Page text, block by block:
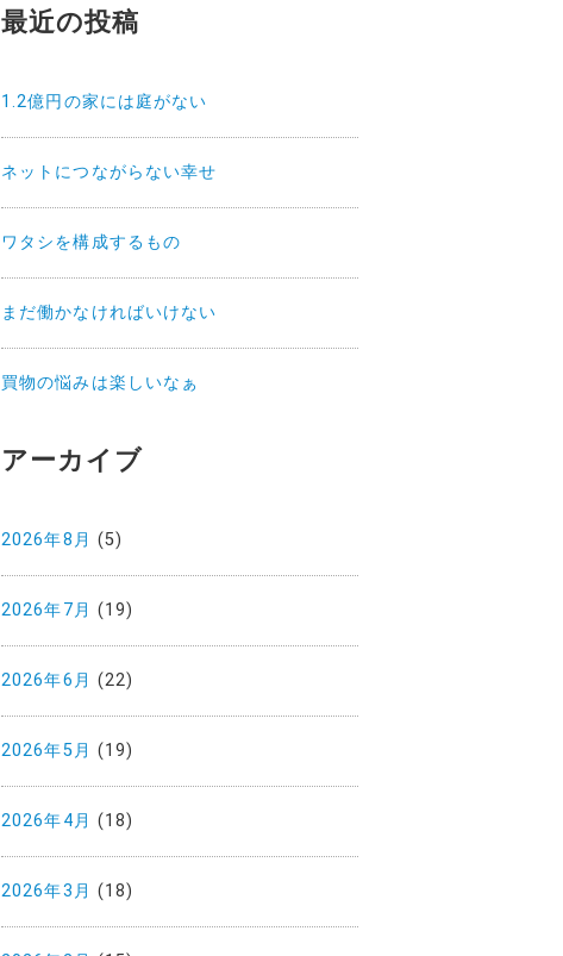
最近の投稿
1.2億円の家には庭がない
ネットにつながらない幸せ
ワタシを構成するもの
まだ働かなければいけない
買物の悩みは楽しいなぁ
アーカイブ
2026年8月 (5)
2026年7月 (19)
2026年6月 (22)
2026年5月 (19)
2026年4月 (18)
2026年3月 (18)